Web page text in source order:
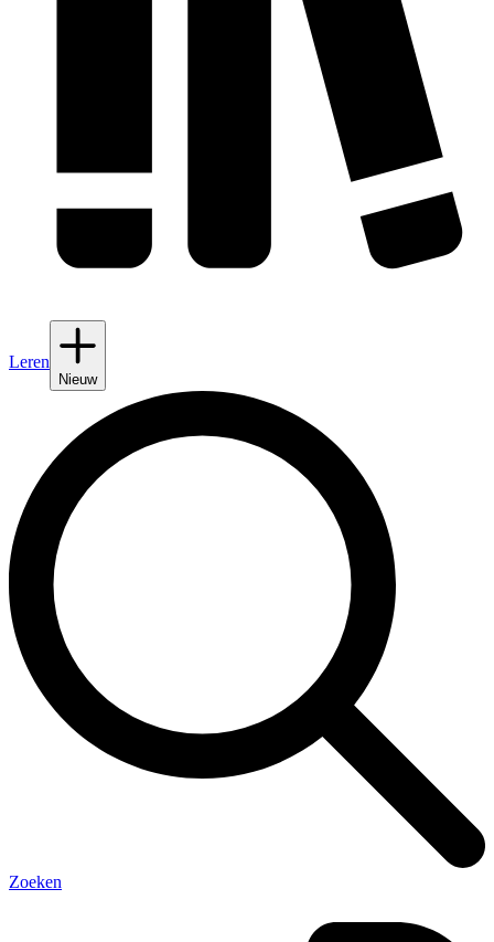
Leren
Nieuw
Zoeken